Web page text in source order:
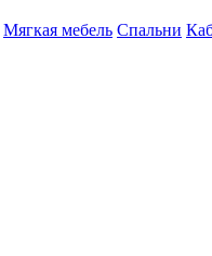
Мягкая мебель Спальни